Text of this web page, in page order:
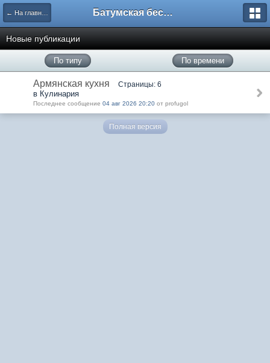
← На главную Батумская беседка
Новые публикации
По типу По времени
Армянская кухня Страницы: 6
в Кулинария
Последнее сообщение 04 авг 2026 20:20 от profugol
Полная версия